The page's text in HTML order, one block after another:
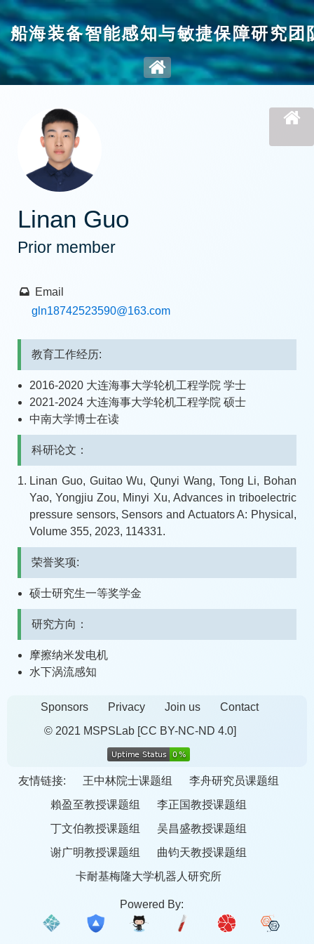
船海装备智能感知与敏捷保障研究团
Linan Guo
Prior member
Email
gln18742523590@163.com
教育工作经历:
2016-2020 大连海事大学轮机工程学院 学士
2021-2024 大连海事大学轮机工程学院 硕士
中南大学博士在读
科研论文：
Linan Guo, Guitao Wu, Qunyi Wang, Tong Li, Bohan
Yao, Yongjiu Zou, Minyi Xu, Advances in triboelectric
pressure sensors, Sensors and Actuators A: Physical,
Volume 355, 2023, 114331.
荣誉奖项:
硕士研究生一等奖学金
研究方向：
摩擦纳米发电机
水下涡流感知
Sponsors Privacy Join us
Contact
© 2021 MSPSLab [CC BY-NC-ND 4.0]
友情链接: 王中林院士课题组
李舟研究员课题组
賴盈至教授课题组
李正国教授课题组
丁文伯教授课题组
吴昌盛教授课题组
谢广明教授课题组
曲钧天教授课题组
卡耐基梅隆大学机器人研究所
Powered By: